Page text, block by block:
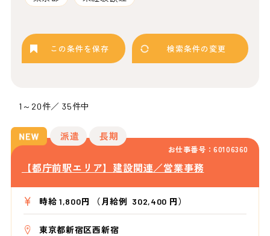
この条件を保存 検索条件の変更
1～20件／ 35件中
お仕事番号：60106360
派遣 長期
【都庁前駅エリア】建設関連／営業事務
時給 1,800円 （月給例 302,400 円）
東京都新宿区西新宿